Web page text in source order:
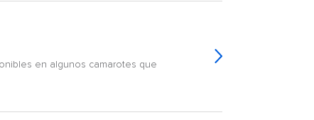
en algunos camarotes que